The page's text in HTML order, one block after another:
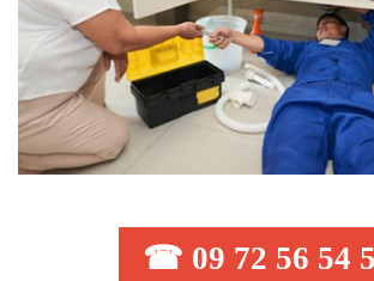
☎ 09 72 56 54